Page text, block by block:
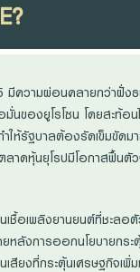
มีความผ่อนคลายกว่าฝั่ง
นของยูโรโซน โดยสะท้อ
ห้รัฐบาลต้องรัดเข็มขัดม
ลาดหุ้นยุโรปมีโอกาสฟื้นตั
ชื้อเพลิงยานยนต์ที่ชะลอ
หลังการออกนโยบายกร
สียงที่กระตุ้นเศรษฐกิจเพิ่